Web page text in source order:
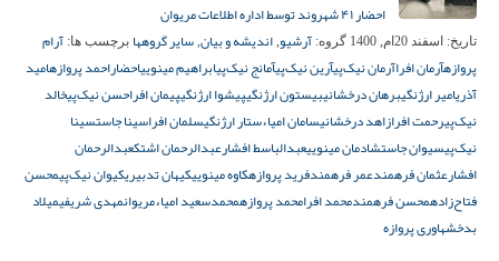
احضار ۴۱ شهروند توسط اداره اطلاعات مریوان
تاریخ: اسفند 20ام, 1400 گروه: آرشیو, اندیشه و بیان, سایر گروهها برچسب ها: آرام
پروازهآرمان افراآرمان نیک‌پیآرین نیک‌پیآمانج نیک‌پیابراهیم مینوییاحضاراحمد پروازهامید
آذریامیر ارژنگیبرهان درخشانیبیستون ارژنگیپیشوا ارژنگیپیمان افراحسن نیک‌پیخالد
نیک‌پیرحمت افرازاهد درخشانیسامان امیاءستار ارژنگیسلمان افراسینا جاستسینا
نیک‌پیسیوان جاستشادمان مینوییعبدالباسط افشارعبدالرحمان اشتکعبدالرحمان
افشارعثمان فرهمندعمر فرهمندفرید پروازهکاوه مینوییکیهان تدبیریکیوان نیک‌پیمحسن
فتاح‌زادهمحسن فرهمندمحمد افرامحمد پروازهمحمدسعید امیاءمریوانمهدی شریفیمیلاد
بدخشهاوری پروازه